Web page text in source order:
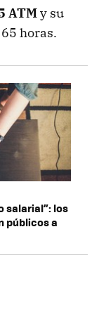
ATMy su
horas.
salarial”: los
públicos a